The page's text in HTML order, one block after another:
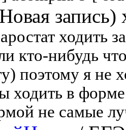
Новая запись)
ходить
кто-нибудь
поэтому я не
ходить в
не самые